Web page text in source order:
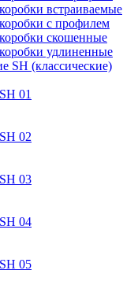
встраиваемые
с профилем
скошенные
удлиненные
SH (классические)
01
02
03
04
05